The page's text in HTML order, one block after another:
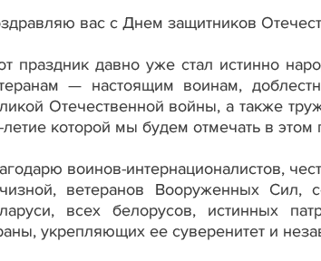
вас с Днем защитников
праздник давно уже стал истинно
— настоящим воинам,
Отечественной войны, а также
которой мы будем отмечать в этом
воинов-интернационалистов,
ветеранов Вооруженных Сил,
всех белорусов, истинных
укрепляющих ее суверенитет и